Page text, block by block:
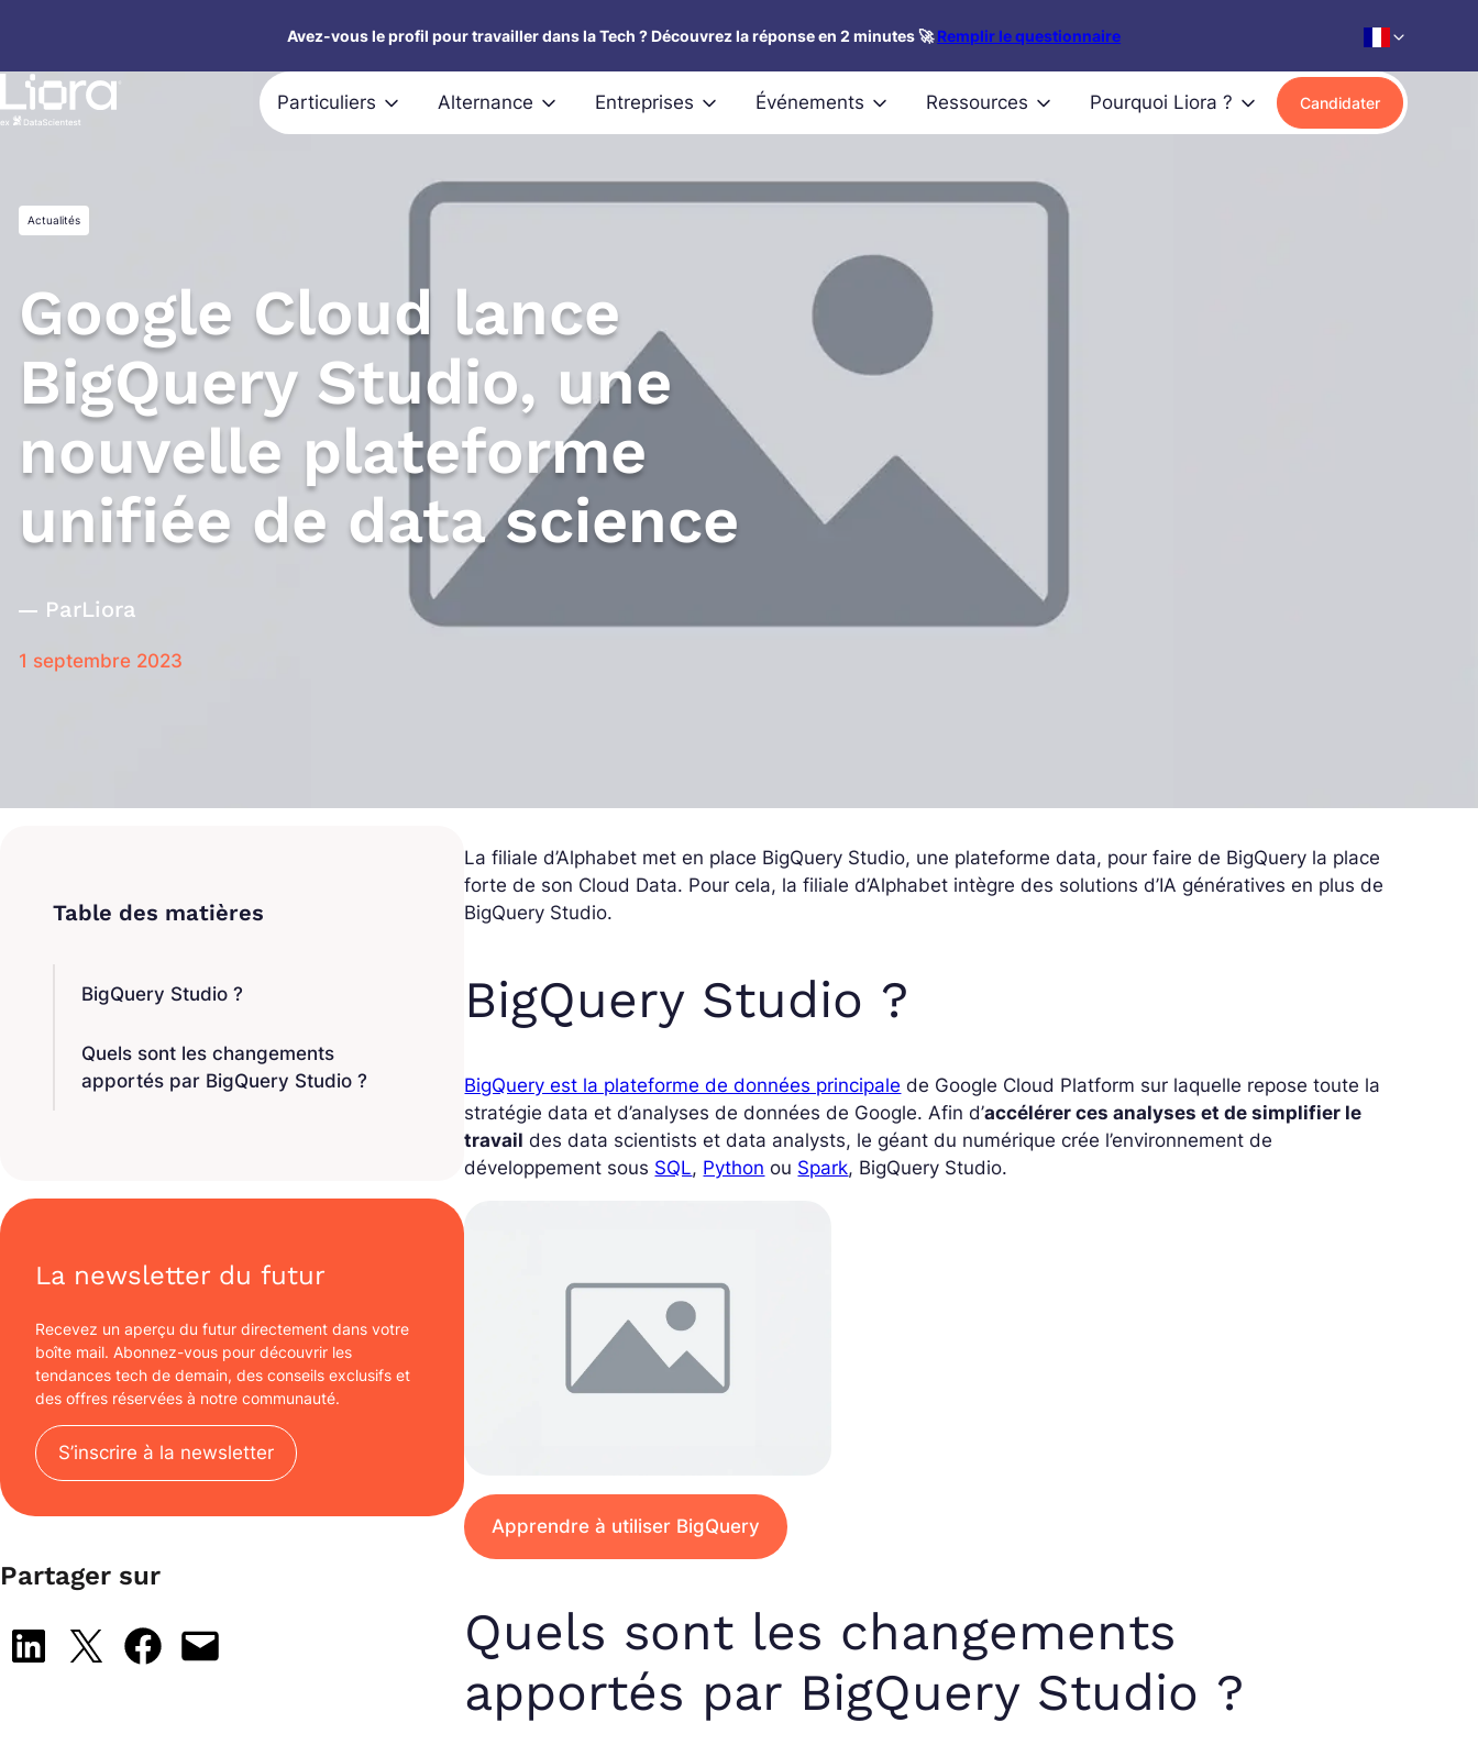
contenu
Avez-vous le profil pour travailler dans la Tech ? Découvrez la réponse en 2 minutes 🚀Remplir le questionnaire
Particuliers Alternance Entreprises Événements Ressources Pourquoi Liora ? Candidater
Actualités
Google Cloud lance
BigQuery Studio, une
nouvelle plateforme
unifiée de data science
ParLiora
1 septembre 2023
BigQuery Studio ?
Quels sont les changements
apportés par BigQuery Studio ?
La newsletter du futur
Recevez un aperçu du futur directement dans votre
boîte mail. Abonnez-vous pour découvrir les
tendances tech de demain, des conseils exclusifs et
des offres réservées à notre communauté.
S’inscrire à la newsletter
Partager sur
Share on LinkedIn
Share on X Share on Facebook
Email this Page
La filiale d’Alphabet met en place BigQuery Studio, une plateforme data, pour faire de BigQuery la place
forte de son Cloud Data. Pour cela, la filiale d’Alphabet intègre des solutions d’IA génératives en plus de
BigQuery Studio.
BigQuery Studio ?
BigQuery est la plateforme de données principale de Google Cloud Platform sur laquelle repose toute la
stratégie data et d’analyses de données de Google. Afin d’accélérer ces analyses et de simplifier le
travail des data scientists et data analysts, le géant du numérique crée l’environnement de
développement sous SQL, Python ou Spark, BigQuery Studio.
Apprendre à utiliser BigQuery
Quels sont les changements
apportés par BigQuery Studio ?